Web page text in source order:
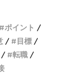
ポイント
目標
転職